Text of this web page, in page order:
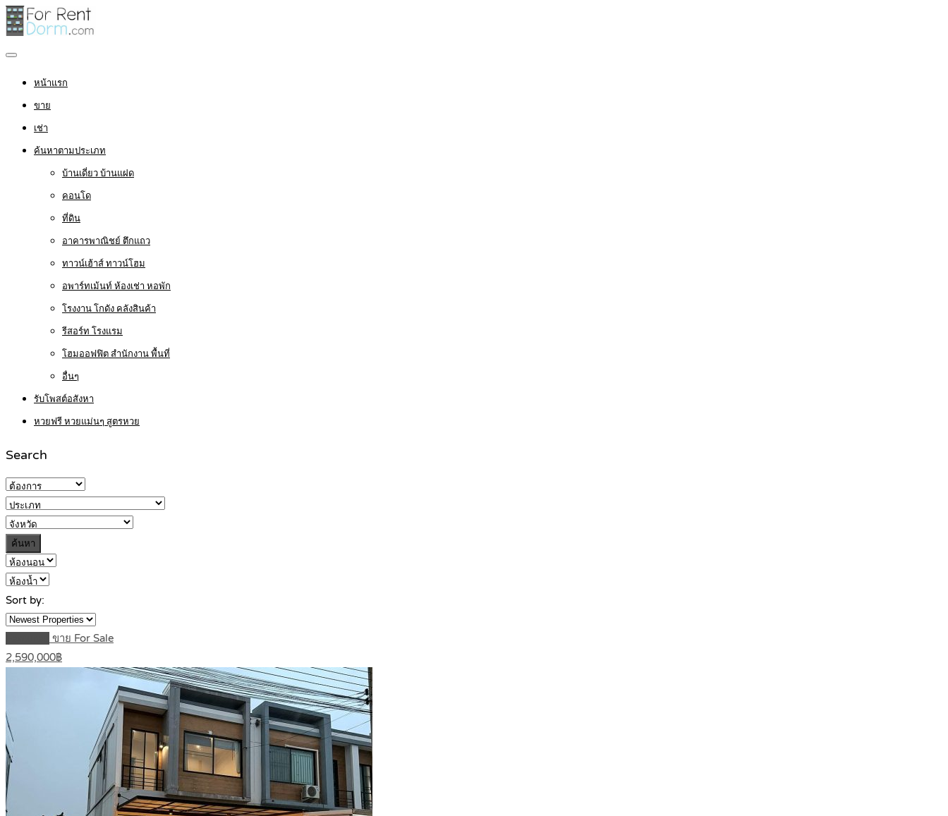
หน้าแรก
ขาย
เช่า
ค้นหาตามประเภท
บ้านเดี่ยว บ้านแฝด
คอนโด
ที่ดิน
อาคารพาณิชย์ ตึกแถว
ทาวน์เฮ้าส์ ทาวน์โฮม
อพาร์ทเม้นท์ ห้องเช่า หอพัก
โรงงาน โกดัง คลังสินค้า
รีสอร์ท โรงแรม
โฮมออฟฟิต สำนักงาน พื้นที่
อื่นๆ
รับโพสต์อสังหา
หวยฟรี หวยแม่นๆ สูตรหวย
Search
ค้นหา
Sort by:
ขาย For Sale
2,590,000฿